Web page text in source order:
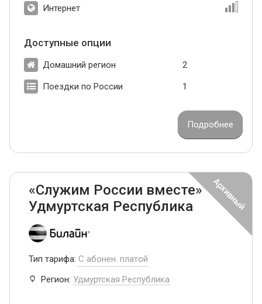
Интернет
Доступные опции
Домашний регион 2
Поездки по России 1
Подробнее
«Служим России вместе»
Удмуртская Республика
Тип тарифа: С абонен. платой
Регион: Удмуртская Республика